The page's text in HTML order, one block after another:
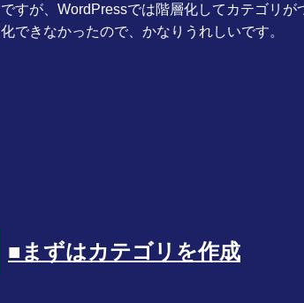
ですが、WordPressでは階層化してカテゴリ
化できなかったので、かなりうれしいです。
■まずはカテゴリを作成